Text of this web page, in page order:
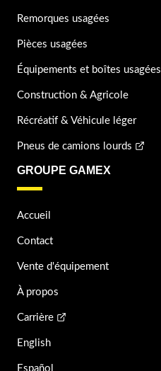
Remorques usagées
Pièces usagées
Équipements et boîtes usagées
Construction & Agricole
Récréatif & Véhicule léger
Pneus de camions lourds
GROUPE GAMEX
Accueil
Contact
Vente d'équipement
À propos
Carrière
English
Español